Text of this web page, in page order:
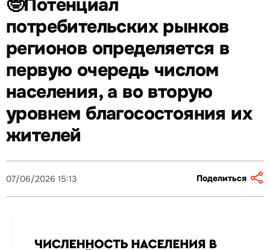
🤓Потенциал
потребительских рынков
регионов определяется в
первую очередь числом
населения, а во вторую
уровнем благосостояния их
жителей
07/06/2026 15:13 Поделиться